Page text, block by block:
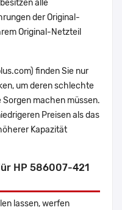
alle
der Original-
Original-Netzteil
finden Sie nur
um deren schlechte
machen müssen.
Preisen als das
Kapazität
HP 586007-421
lassen, werfen